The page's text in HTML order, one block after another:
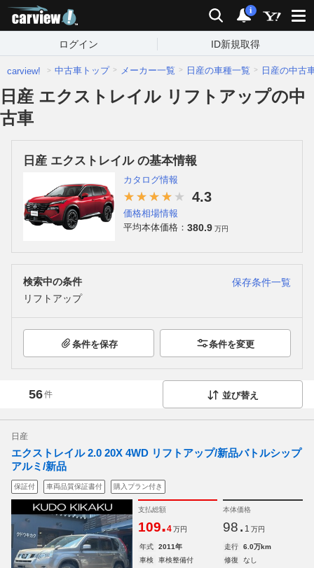
検索 通知
i
ログイン ID新規取得
carview! 中古車トップ メーカー一覧 日産の車種一覧 日産の中古
日産 エクストレイル リフトアップの中
古車
日産 エクストレイル の基本情報
カタログ情報
4.3
価格相場情報
平均本体価格： 380.9 万円
検索中の条件
保存条件一覧
リフトアップ
条件を保存 条件を変更
56件 並び替え
日産
エクストレイル 2.0 20X 4WD リフトアップ/新品バトルシップ
アルミ/新品
保証付 車両品質保証書付 購入プラン付き
支払総額
109.4 万円
本体価格
98. 1 万円
年式 2011年 走行
6.0万km
車検
車検整備付 修復
なし